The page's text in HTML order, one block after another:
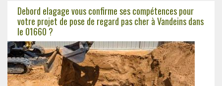
Debord elagage vous confirme ses compétences pour
votre projet de pose de regard pas cher à Vandeins dans
le 01660 ?